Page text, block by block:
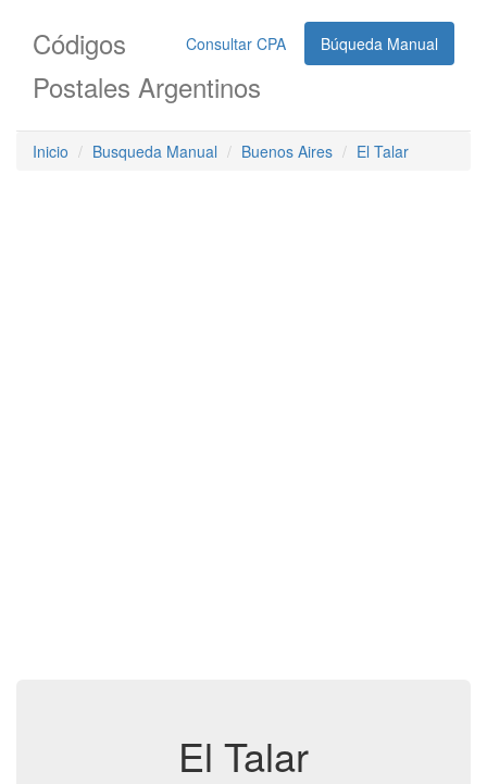
Consultar CPA Búqueda Manual
Códigos
Postales Argentinos
Inicio Busqueda Manual Buenos Aires El Talar
El Talar